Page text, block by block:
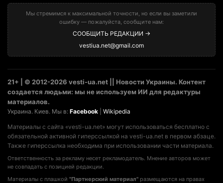
Мы стремимся к максимальной точности, но если вы заметили
ошибку — пожалуйста, сообщите нам:
СООБЩИТЬ РЕДАКЦИИ →
vestiua.net@gmail.com
21+ | © 2012-2026 vesti-ua.net || Новости Украины. Контент
создается людьми: мы не используем ИИ для редактуры
материалов.
Украина. Киев. Мы в: Facebook Wikipedia
Материалы с сайта «vesti-ua.net» могут использоваться бесплатно с
обязательной активной гиперссылкой на vesti-ua.net в первом абзаце.
Также гиперссылка необходима при использовании части материала.
Ответственность за рекламу несет рекламодатель. Мнение авторов может
не совпадать с позицией редакции.
Материалы с плашкой "Партнерский материал" размещаются на правах